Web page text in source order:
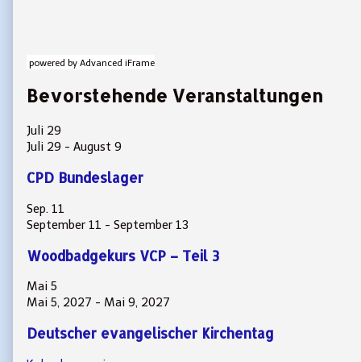
powered by Advanced iFrame
Bevorstehende Veranstaltungen
Juli 29
Juli 29 - August 9
CPD Bundeslager
Sep. 11
September 11 - September 13
Woodbadgekurs VCP – Teil 3
Mai 5
Mai 5, 2027 - Mai 9, 2027
Deutscher evangelischer Kirchentag